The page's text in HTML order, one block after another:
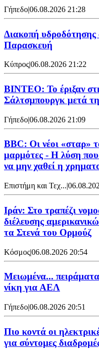
Γήπεδο|06.08.2026 21:28
Διακοπή υδροδότησης
Παρασκευή
Κύπρος|06.08.2026 21:22
ΒΙΝΤΕΟ: Το έριξαν
Σάλτσμπουργκ μετά
Γήπεδο|06.08.2026 21:09
BBC: Οι νέοι «σταρ»
μαρμότες - Η λύση που
να μην χαθεί η
Επιστήμη και Τεχ...|
Ιράν: Στο τραπέζι
διέλευσης
τα Στενά του Ορμούζ
Κόσμος|06.08.2026 20:54
Μειωμένα...
νίκη για ΑΕΛ
Γήπεδο|06.08.2026 20:51
Πιο κοντά οι
για σύντομες